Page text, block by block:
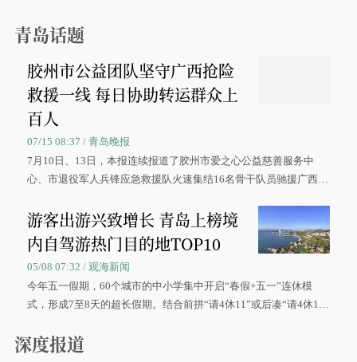
青岛话题
胶州市公益团队坚守广西抢险
救援一线 每日协助转运群众上
百人
07/15 08:37 / 青岛晚报
7月10日、13日，本报连续报道了胶州市爱之心公益慈善服务中
心、市退役军人兵锋应急救援队火速集结16名骨干队员驰援广西灾
游客出游兴致增长 青岛上榜境
内自驾游热门目的地TOP10
05/08 07:32 / 观海新闻
今年五一假期，60个城市的中小学集中开启“春假+五一”连休模
式，形成7至8天的超长假期。结合前拼“请4休11”或后凑“请4休1
深度报道